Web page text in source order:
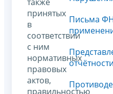
принятых
в
соответствии
с ним
нормативных
правовых
актов,
правильностью
Письма
отчётности